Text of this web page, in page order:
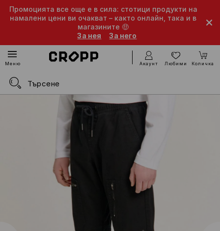
Промоцията все още е в сила: стотици продукти на
намалени цени ви очакват – както онлайн, така и в
магазините 🤑
За нея
За него
Меню Акаунт Любими Количка